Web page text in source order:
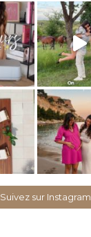
Suivez sur Instagram